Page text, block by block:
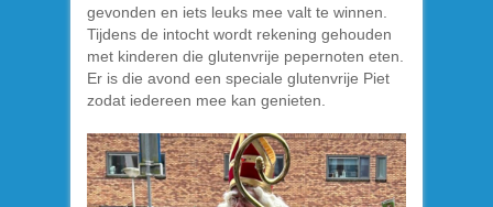
gevonden en iets leuks mee valt te winnen.
Tijdens de intocht wordt rekening gehouden
met kinderen die glutenvrije pepernoten eten.
Er is die avond een speciale glutenvrije Piet
zodat iedereen mee kan genieten.